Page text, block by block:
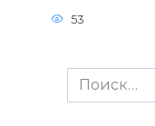
53
Search
for: